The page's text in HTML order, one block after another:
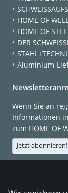
HOME OF
HOME OF
DER
Aluminium-
Wenn Sie an
Informationen
zum HOME OF
Jetzt abonnieren!
Die